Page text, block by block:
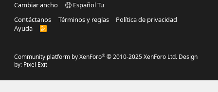
Cambiar ancho
Español Tu
Contáctanos
Términos y reglas
Política de privacidad
Ayuda
R
Community platform by XenForo® © 2010-2025 XenForo Ltd. Design
by: Pixel Exit